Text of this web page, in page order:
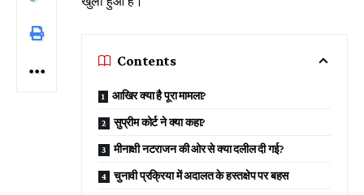
Contents
आखिर क्या है पूरा मामला?
सुप्रीम कोर्ट ने क्या कहा?
मीनाक्षी नटराजन की ओर से क्या दलील दी गई?
चुनावी प्रक्रिया में अदालत के हस्तक्षेप पर बहस